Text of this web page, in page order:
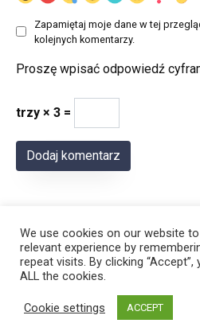
Zapamiętaj moje dane w tej
kolejnych komentarzy.
Proszę wpisać odpowiedź
trzy × 3 =
We use cookies on our website
relevant experience by
repeat visits. By clicking
ALL the cookies.
Cookie settings ACCEPT